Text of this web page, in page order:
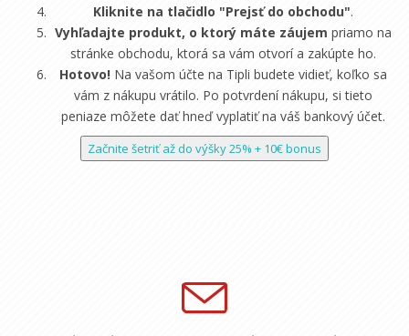
Kliknite na tlačidlo "Prejsť do obchodu".
Vyhľadajte produkt, o ktorý máte záujem priamo na
stránke obchodu, ktorá sa vám otvorí a zakúpte ho.
Hotovo!Na vašom účte na Tipli budete vidieť, koľko sa
vám z nákupu vrátilo. Po potvrdení nákupu, si tieto
peniaze môžete dať hneď vyplatiť na váš bankový účet.
Začnite šetriť až do výšky 25% + 10€ bonus